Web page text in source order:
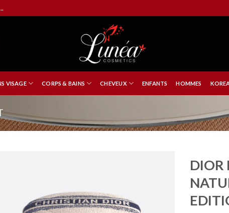
VISAGE CORPS & BAINS CHEVEUX ENFANTS HOMMES
DIOR